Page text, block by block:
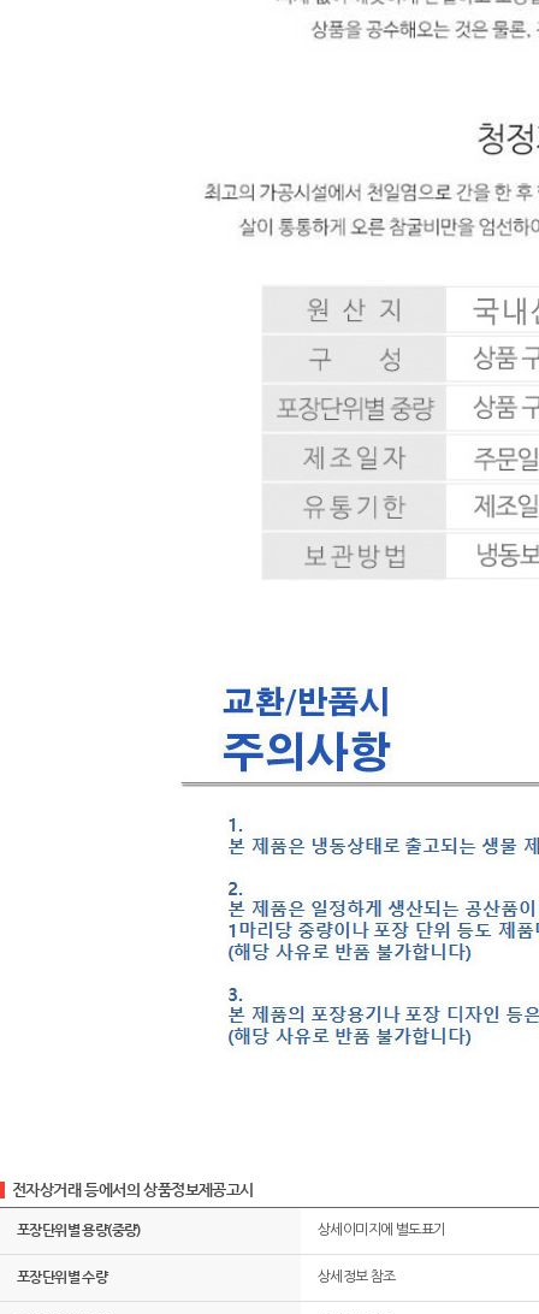
전자상거래 등에서의 상품정보제공고시
포장단위별 용량(중량) 상세이미지에 별도표기
포장단위별 수량 상세정보 참조